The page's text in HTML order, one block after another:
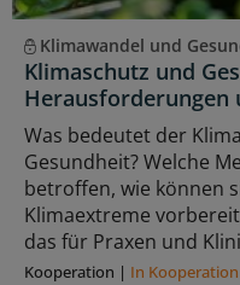
Klimawandel und
Klimaschutz und
Herausforderungen
Was bedeutet der
Gesundheit? Welche
betroffen, wie können
Klimaextreme
das für Praxen und
Kooperation | In